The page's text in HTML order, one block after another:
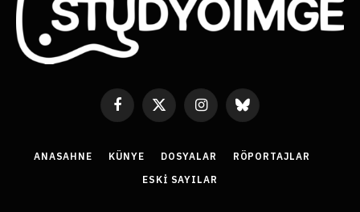
Facebook
X
InstagramBluesky
ANASAHNE KÜNYE DOSYALAR
RÖPORTAJLAR
ESKI SAYILAR